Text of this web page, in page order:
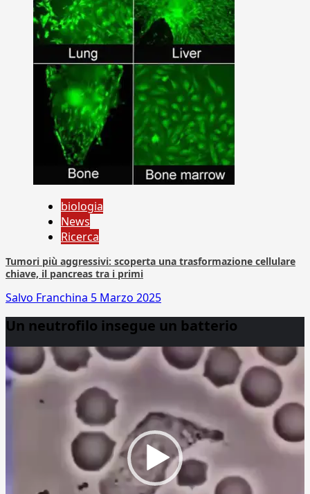
biologia
News
Ricerca
Tumori più aggressivi: scoperta una trasformazione cellulare
chiave, il pancreas tra i primi
Salvo Franchina 5 Marzo 2025
Un neutrofilo insegue un batterio
Player